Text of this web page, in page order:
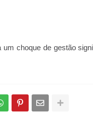
choque de gestão